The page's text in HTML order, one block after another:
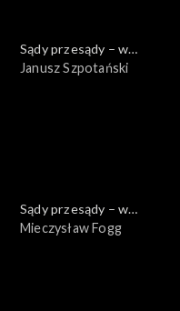
Sądy przesądy – w
powiększeniu
Janusz Szpotański
Sądy przesądy – w
powiększeniu
Mieczysław Fogg